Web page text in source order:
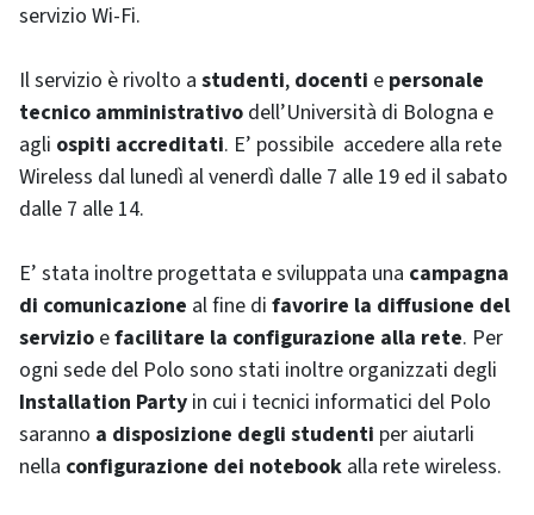
servizio Wi-Fi.
Il servizio è rivolto a studenti, docenti e personale
tecnico amministrativo dell’Università di Bologna e
agli ospiti accreditati. E’ possibile accedere alla rete
Wireless dal lunedì al venerdì dalle 7 alle 19 ed il sabato
dalle 7 alle 14.
E’ stata inoltre progettata e sviluppata una campagna
di comunicazione al fine di favorire la diffusione del
servizio efacilitare la configurazione alla rete. Per
ogni sede del Polo sono stati inoltre organizzati degli
Installation Party in cui i tecnici informatici del Polo
saranno a disposizione degli studenti per aiutarli
nella configurazione dei notebook alla retewireless.